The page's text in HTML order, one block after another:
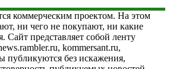
коммерческим проектом. На этом
ни чего не покупают, ни какие
Сайт представляет собой ленту
kommersant.ru,
публикуются без искажения,